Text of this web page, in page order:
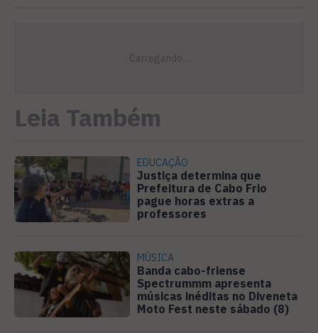
Leia Também
EDUCAÇÃO
Justiça determina que
Prefeitura de Cabo Frio
pague horas extras a
professores
MÚSICA
Banda cabo-friense
Spectrummm apresenta
músicas inéditas no Diveneta
Moto Fest neste sábado (8)